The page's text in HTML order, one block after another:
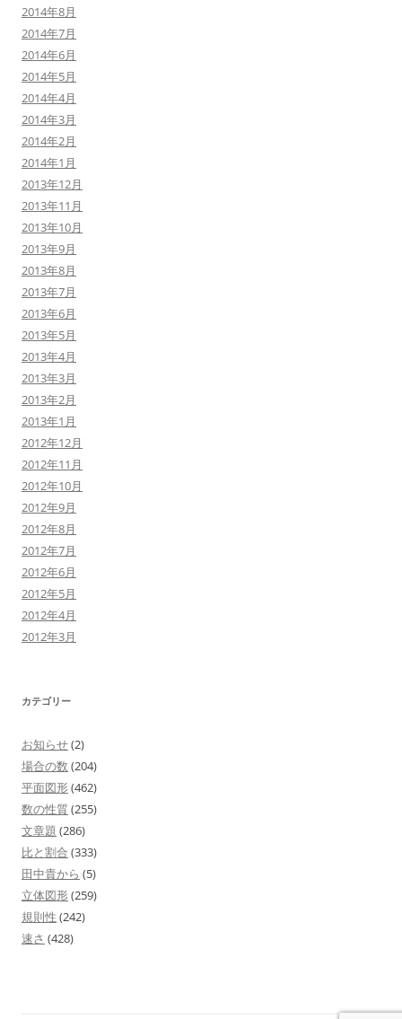
2014年8月
2014年7月
2014年6月
2014年5月
2014年4月
2014年3月
2014年2月
2014年1月
2013年12月
2013年11月
2013年10月
2013年9月
2013年8月
2013年7月
2013年6月
2013年5月
2013年4月
2013年3月
2013年2月
2013年1月
2012年12月
2012年11月
2012年10月
2012年9月
2012年8月
2012年7月
2012年6月
2012年5月
2012年4月
2012年3月
カテゴリー
お知らせ(2)
場合の数 (204)
平面図形(462)
数の性質(255)
文章題 (286)
比と割合 (333)
田中貴から (5)
立体図形(259)
規則性 (242)
速さ (428)